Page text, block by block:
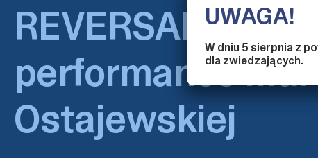
REVERSAL –
performance
Ostajewskiej
UWAGA!
W dniu 5 sierpnia z
dla zwiedzających.